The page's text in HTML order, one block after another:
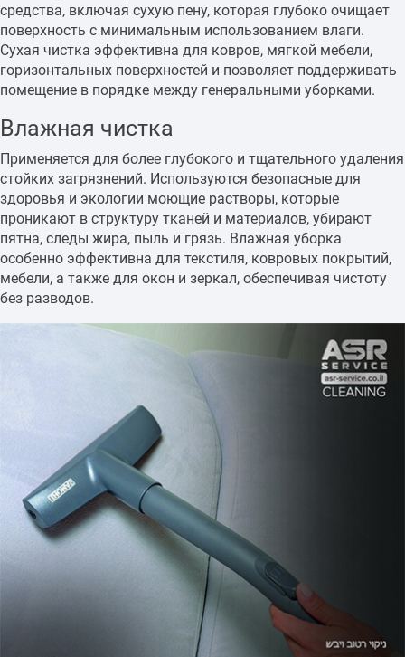
средства, включая сухую пену, которая глубоко очищает
поверхность с минимальным использованием влаги.
Сухая чистка эффективна для ковров, мягкой мебели,
горизонтальных поверхностей и позволяет поддерживать
помещение в порядке между генеральными уборками.
Влажная чистка
Применяется для более глубокого и тщательного удаления
стойких загрязнений. Используются безопасные для
здоровья и экологии моющие растворы, которые
проникают в структуру тканей и материалов, убирают
пятна, следы жира, пыль и грязь. Влажная уборка
особенно эффективна для текстиля, ковровых покрытий,
мебели, а также для окон и зеркал, обеспечивая чистоту
без разводов.